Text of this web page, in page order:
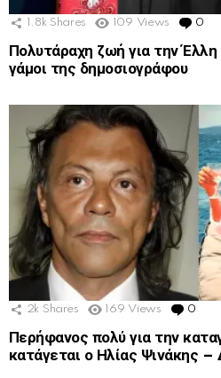
1.8k Shares 109 Views 0
Πολυτάραχη ζωή για την Έλλη
γάμοι της δημοσιογράφου
2k Shares 169 Views 0
Περήφανος πολύ για την
κατάγεται ο Ηλίας Ψινάκης –